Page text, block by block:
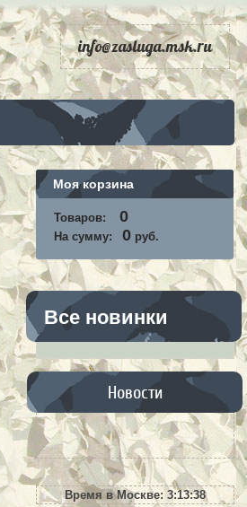
info@zasluga.msk.ru
Моя корзина
Товаров: 0
На сумму: 0 руб.
Все новинки
Новости
Время в Москве: 3:13:39